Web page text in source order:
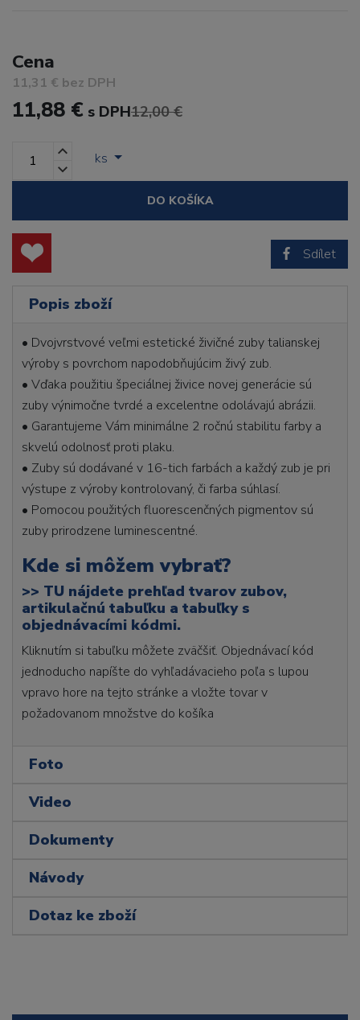
Cena
11,31 € bez DPH
11,88 € s DPH12,00 €
ks
DO KOŠÍKA
Sdílet
Popis zboží
• Dvojvrstvové veľmi estetické živičné zuby talianskej
výroby s povrchom napodobňujúcim živý zub.
• Vďaka použitiu špeciálnej živice novej generácie sú
zuby výnimočne tvrdé a excelentne odolávajú abrázii.
• Garantujeme Vám minimálne 2 ročnú stabilitu farby a
skvelú odolnosť proti plaku.
• Zuby sú dodávané v 16-tich farbách a každý zub je pri
výstupe z výroby kontrolovaný, či farba súhlasí.
• Pomocou použitých fluorescenčných pigmentov sú
zuby prirodzene luminescentné.
Kde si môžem vybrať?
>> TU nájdete prehľad tvarov zubov,
artikulačnú tabuľku a tabuľky s
objednávacími kódmi.
Kliknutím si tabuľku môžete zväčšiť. Objednávací kód
jednoducho napíšte do vyhľadávacieho poľa s lupou
vpravo hore na tejto stránke a vložte tovar v
požadovanom množstve do košíka
Foto
Video
Dokumenty
Návody
Dotaz ke zboží